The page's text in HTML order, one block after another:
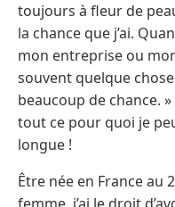
toujours à fleur de
la chance que j’ai.
mon entreprise ou
souvent quelque
beaucoup de chance.
tout ce pour quoi je
longue !
Être née en France au